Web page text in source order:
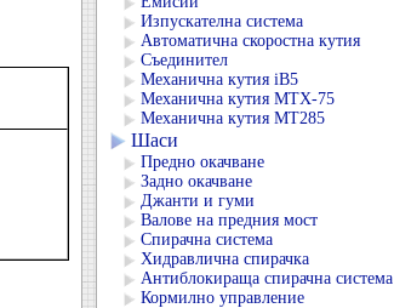
Изпускателна система
Автоматична скоростна кутия
Съединител
Механична кутия iB5
Механична кутия MTX-75
Механична кутия MT285
Шаси
Предно окачване
Задно окачване
Джанти и гуми
Валове на предния мост
Спирачна система
Хидравлична спирачка
Антиблокираща спирачна система
Кормилно управление